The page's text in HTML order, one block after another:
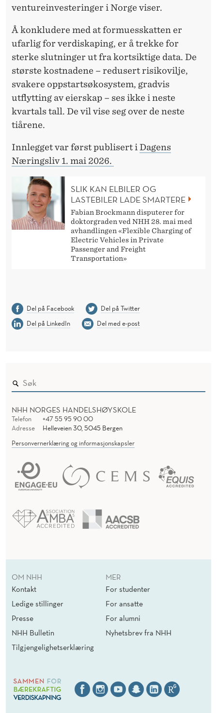
ventureinvesteringer i Norge viser.
Å konkludere med at formuesskatten er
ufarlig for verdiskaping, er å trekke for
sterke slutninger ut fra kortsiktige data. De
største kostnadene – redusert risikovilje,
svakere oppstartsøkosystem, gradvis
utflytting av eierskap – ses ikke i neste
kvartals tall. De vil vise seg over de neste
tiårene.
Innlegget var først publisert iDagens
Næringsliv 1. mai 2026.
SLIK KAN ELBILER OG
LASTEBILER LADE SMARTERE
Fabian Brockmann disputerer for
doktorgraden ved NHH 28. mai med
avhandlingen «Flexible Charging of
Electric Vehicles in Private
Passenger and Freight
Transportation»
Del på Facebook
Del på Twitter
Del på LinkedIn
Del med e-post
NHH NORGES HANDELSHØYSKOLE
Telefon
+47 55 95 90 00
Adresse
Helleveien 30, 5045 Bergen
Personvernerklæring og informasjonskapsler
OM NHH
Kontakt
Ledige stillinger
Presse
NHH Bulletin
Tilgjengelighetserklæring
MER
For studenter
For ansatte
For alumni
Nyhetsbrev fra NHH